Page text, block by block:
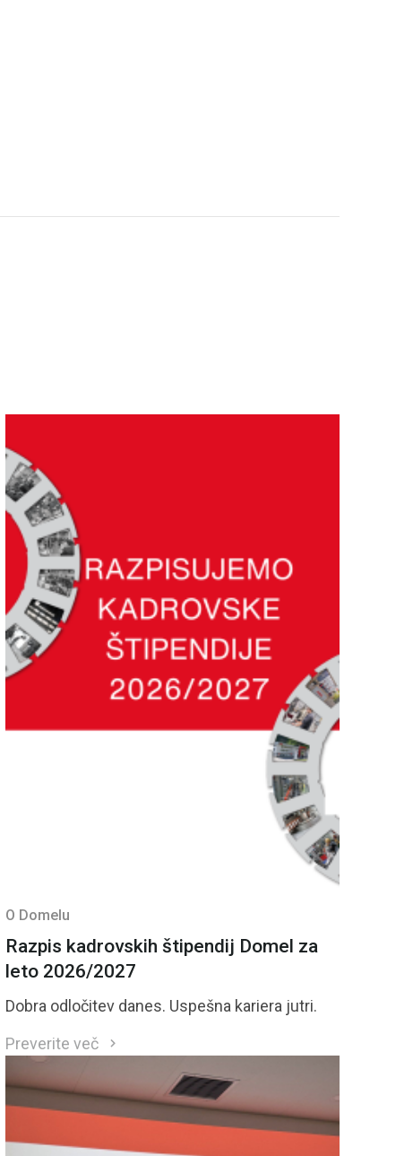
O Domelu
Razpis kadrovskih štipendij Domel za
leto 2026/2027
Dobra odločitev danes. Uspešna kariera jutri.
Preverite več